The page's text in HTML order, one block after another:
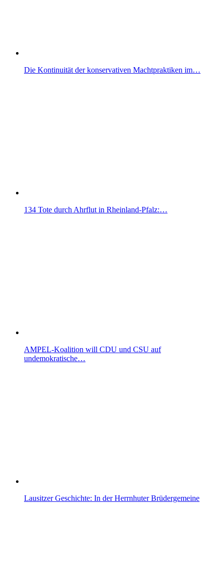
Die Kontinuität der konservativen Machtpraktiken im…
134 Tote durch Ahrflut in Rheinland-Pfalz:…
AMPEL-Koalition will CDU und CSU auf
undemokratische…
Lausitzer Geschichte: In der Herrnhuter Brüdergemeine